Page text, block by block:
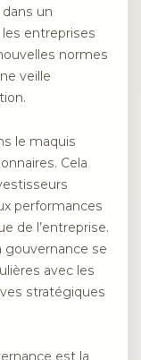
un
entreprises
normes
veille
le maquis
Cela
performances
de l’entreprise.
gouvernance se
avec les
stratégiques
est la